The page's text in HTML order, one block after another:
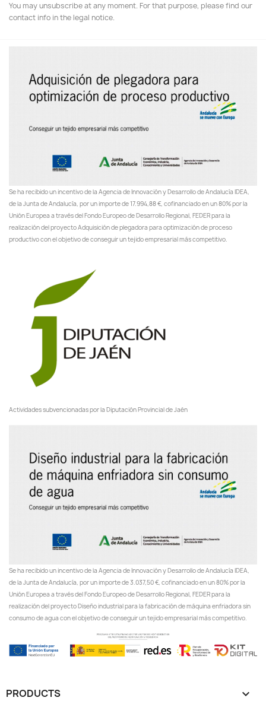
You may unsubscribe at any moment. For that purpose, please find our
contact info in the legal notice.
Se ha recibido un incentivo de la Agencia de Innovación y Desarrollo de Andalucía IDEA,
de la Junta de Andalucía, por un importe de 17.994,88 €, cofinanciado en un 80% por la
Unión Europea a través del Fondo Europeo de Desarrollo Regional, FEDER para la
realización del proyecto Adquisición de plegadora para optimización de proceso
productivo con el objetivo de conseguir un tejido empresarial más competitivo.
Actividades subvencionadas por la Diputación Provincial de Jaén
Se ha recibido un incentivo de la Agencia de Innovación y Desarrollo de Andalucía IDEA,
de la Junta de Andalucía, por un importe de 3.037,50 €, cofinanciado en un 80% por la
Unión Europea a través del Fondo Europeo de Desarrollo Regional, FEDER para la
realización del proyecto Diseño industrial para la fabricación de máquina enfriadora sin
consumo de agua con el objetivo de conseguir un tejido empresarial más competitivo.
PRODUCTS 